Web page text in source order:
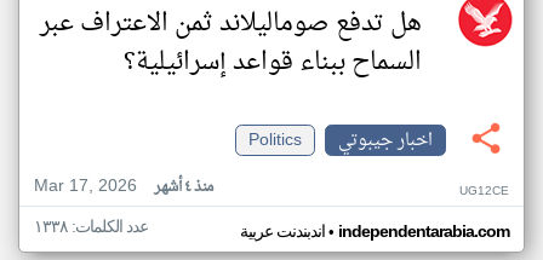
هل تدفع صوماليلاند ثمن الاعتراف عبر
السماح ببناء قواعد إسرائيلية؟
اخبار جيبوتي
Politics
Mar 17, 2026
منذ ٤ أشهر UG12CE
اندبندنت عربية• independentarabia.com عدد الكلمات: ١٣٣٨